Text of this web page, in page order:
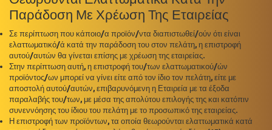
Παράδοση Με Χρέωση Της Εταιρείας
Σε περίπτωση που κάποιο/α προϊόν/ντα διαπιστωθεί/ούν ότι είναι
ελαττωματικό/ά κατά την παράδοση του στον πελάτη, η επιστροφή
αυτού/αυτών θα γίνεται επίσης με χρέωση της εταιρείας.
Στην περίπτωση αυτή, η επιστροφή του/των ελαττωματικού/ών
προϊόντος/ων μπορεί να γίνει είτε από τον ίδιο τον πελάτη, είτε με
αποστολή αυτού/αυτών, επιβαρυνόμενη η Εταιρεία με τα έξοδα
παραλαβής του/των, με μέσα της απολύτου επιλογής της και κατόπιν
συνεννόησης του ίδιου του πελάτη με το προσωπικό της εταιρείας.
Η επιστροφή των προϊόντων, τα οποία θεωρούνται ελαττωματικά κατά